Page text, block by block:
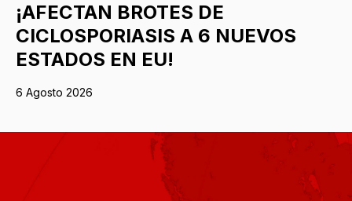
¡AFECTAN BROTES DE
CICLOSPORIASIS A 6 NUEVOS
ESTADOS EN EU!
6 Agosto 2026